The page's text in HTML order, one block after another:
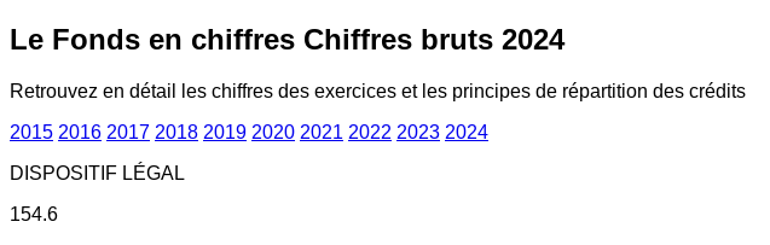
Le Fonds en chiffres Chiffres bruts 2024
Retrouvez en détail les chiffres des exercices et les principes de répartition des crédits
2015 2016 2017 2018 2019 2020 2021 2022 2023 2024
DISPOSITIF LÉGAL
154.6